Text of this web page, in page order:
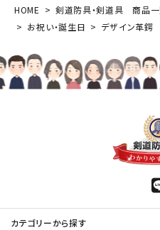
HOME
剣道防具・剣道具 商品
お祝い・誕生日
デザイン革
カテゴリーから探す